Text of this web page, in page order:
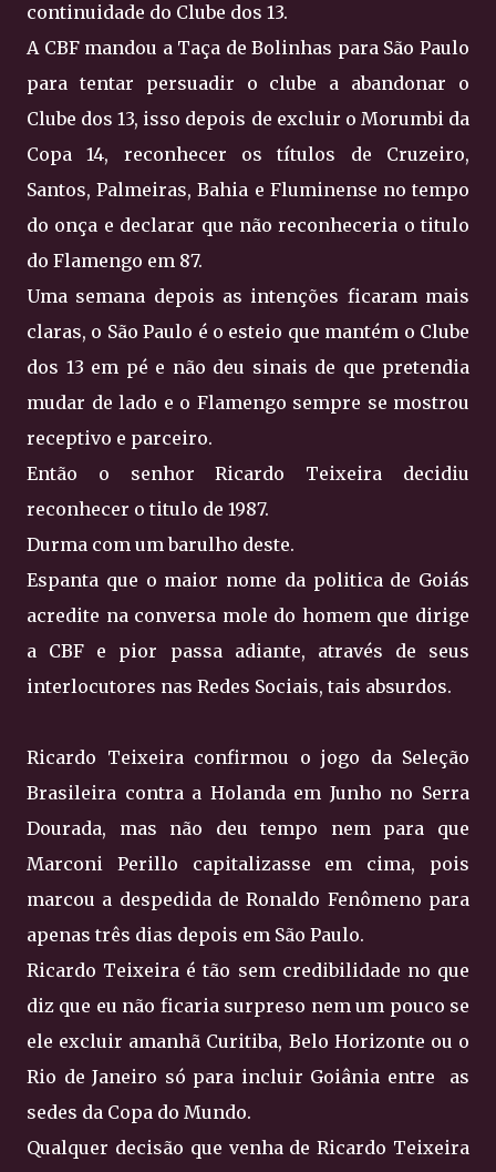
continuidade do Clube dos 13.
A CBF mandou a Taça de Bolinhas para São Paulo
para tentar persuadir o clube a abandonar o
Clube dos 13, isso depois de excluir o Morumbi da
Copa 14, reconhecer os títulos de Cruzeiro,
Santos, Palmeiras, Bahia e Fluminense no tempo
do onça e declarar que não reconheceria o titulo
do Flamengo em 87.
Uma semana depois as intenções ficaram mais
claras, o São Paulo é o esteio que mantém o Clube
dos 13 em pé e não deu sinais de que pretendia
mudar de lado e o Flamengo sempre se mostrou
receptivo e parceiro.
Então o senhor Ricardo Teixeira decidiu
reconhecer o titulo de 1987.
Durma com um barulho deste.
Espanta que o maior nome da politica de Goiás
acredite na conversa mole do homem que dirige
a CBF e pior passa adiante, através de seus
interlocutores nas Redes Sociais, tais absurdos.
Ricardo Teixeira confirmou o jogo da Seleção
Brasileira contra a Holanda em Junho no Serra
Dourada, mas não deu tempo nem para que
Marconi Perillo capitalizasse em cima, pois
marcou a despedida de Ronaldo Fenômeno para
apenas três dias depois em São Paulo.
Ricardo Teixeira é tão sem credibilidade no que
diz que eu não ficaria surpreso nem um pouco se
ele excluir amanhã Curitiba, Belo Horizonte ou o
Rio de Janeiro só para incluir Goiânia entre as
sedes da Copa do Mundo.
Qualquer decisão que venha de Ricardo Teixeira